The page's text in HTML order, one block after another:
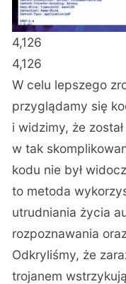
4,126
4,126
W celu lepszego
przyglądamy się
i widzimy, że
w tak
kodu nie był
to metoda
utrudniania życia
rozpoznawania
Odkryliśmy, że
trojanem